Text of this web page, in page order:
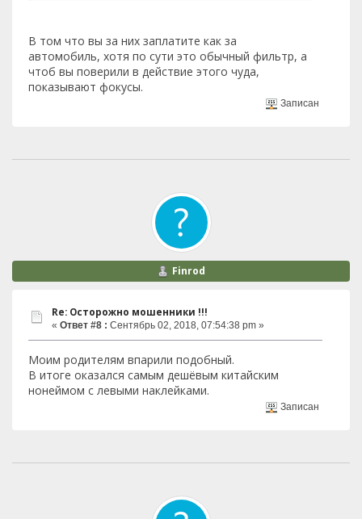
В том что вы за них заплатите как за
автомобиль, хотя по сути это обычный фильтр, а
чтоб вы поверили в действие этого чуда,
показывают фокусы.
Записан
Finrod
Re: Осторожно мошенники !!!
« Ответ #8 : Сентябрь 02, 2018, 07:54:38 pm »
Моим родителям впарили подобный.
В итоге оказался самым дешёвым китайским
нонеймом с левыми наклейками.
Записан